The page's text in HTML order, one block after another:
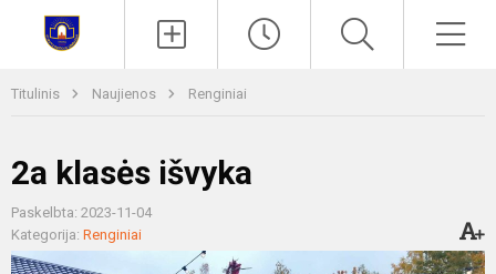
Titulinis Naujienos Renginiai
2a klasės išvyka
Paskelbta: 2023-11-04
Kategorija: Renginiai